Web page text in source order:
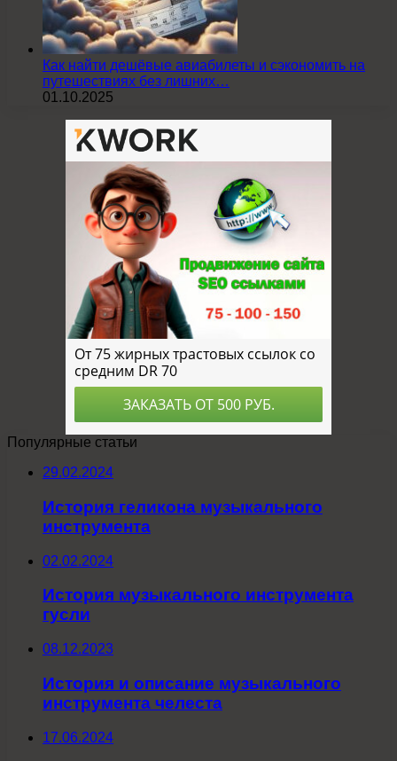
Как найти дешёвые авиабилеты и сэкономить на
путешествиях без лишних…
01.10.2025
Популярные статьи
29.02.2024
История геликона музыкального
инструмента
02.02.2024
История музыкального инструмента
гусли
08.12.2023
История и описание музыкального
инструмента челеста
17.06.2024